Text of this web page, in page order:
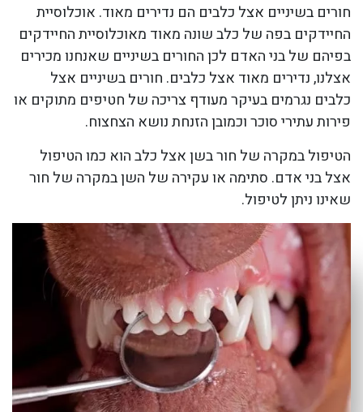
חורים בשיניים אצל כלבים הם נדירים מאוד. אוכלוסיית
החיידקים בפה של כלב שונה מאוד מאוכלוסיית החיידקים
בפיהם של בני האדם לכן החורים בשיניים שאנחנו מכירים
אצלנו, נדירים מאוד אצל כלבים. חורים בשיניים אצל
כלבים נגרמים בעיקר מעודף צריכה של חטיפים מתוקים או
פירות עתירי סוכר וכמובן הזנחת נושא הצחצוח.
הטיפול במקרה של חור בשן אצל כלב הוא כמו הטיפול
אצל בני אדם. סתימה או עקירה של השן במקרה של חור
שאינו ניתן לטיפול.